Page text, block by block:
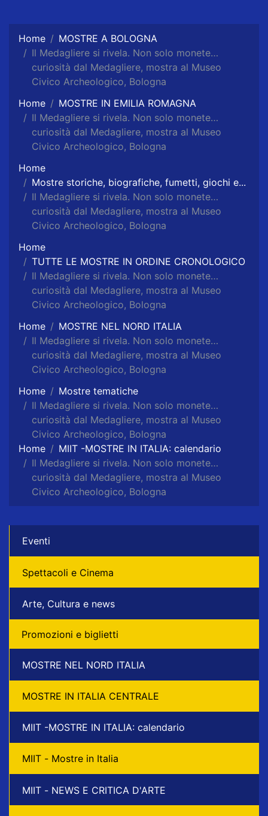
Home
MOSTRE A BOLOGNA
Il Medagliere si rivela. Non solo monete…
curiosità dal Medagliere, mostra al Museo
Civico Archeologico, Bologna
Home
MOSTRE IN EMILIA ROMAGNA
Il Medagliere si rivela. Non solo monete…
curiosità dal Medagliere, mostra al Museo
Civico Archeologico, Bologna
Home
Mostre storiche, biografiche, fumetti, giochi e...
Il Medagliere si rivela. Non solo monete…
curiosità dal Medagliere, mostra al Museo
Civico Archeologico, Bologna
Home
TUTTE LE MOSTRE IN ORDINE CRONOLOGICO
Il Medagliere si rivela. Non solo monete…
curiosità dal Medagliere, mostra al Museo
Civico Archeologico, Bologna
Home
MOSTRE NEL NORD ITALIA
Il Medagliere si rivela. Non solo monete…
curiosità dal Medagliere, mostra al Museo
Civico Archeologico, Bologna
Home
Mostre tematiche
Il Medagliere si rivela. Non solo monete…
curiosità dal Medagliere, mostra al Museo
Civico Archeologico, Bologna
Home
MIIT -MOSTRE IN ITALIA: calendario
Il Medagliere si rivela. Non solo monete…
curiosità dal Medagliere, mostra al Museo
Civico Archeologico, Bologna
Eventi
Spettacoli e Cinema
Arte, Cultura e news
Promozioni e biglietti
MOSTRE NEL NORD ITALIA
MOSTRE IN ITALIA CENTRALE
MIIT -MOSTRE IN ITALIA: calendario
MIIT - Mostre in Italia
MIIT - NEWS E CRITICA D'ARTE